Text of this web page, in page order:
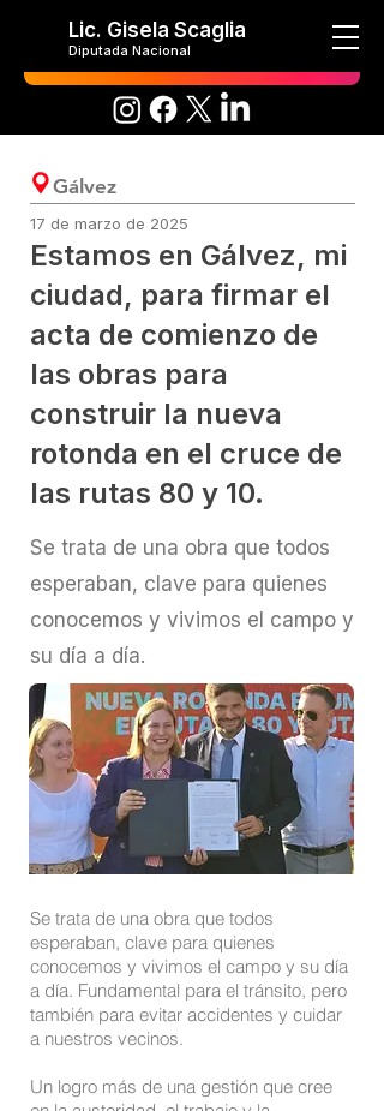
Lic. Gisela Scaglia
Diputada Nacional
Gálvez
17 de marzo de 2025
Estamos en Gálvez, mi
ciudad, para firmar el
acta de comienzo de
las obras para
construir la nueva
rotonda en el cruce de
las rutas 80 y 10.
Se trata de una obra que todos
esperaban, clave para quienes
conocemos y vivimos el campo y
su día a día.
Se trata de una obra que todos
esperaban, clave para quienes
conocemos y vivimos el campo y su día
a día. Fundamental para el tránsito, pero
también para evitar accidentes y cuidar
a nuestros vecinos.
Un logro más de una gestión que cree